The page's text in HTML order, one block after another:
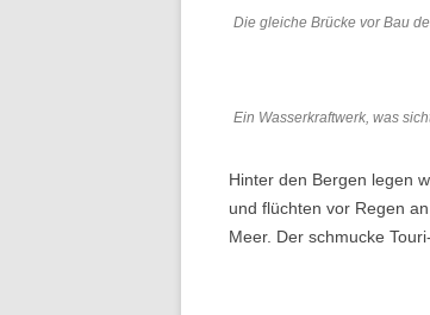
Die gleiche Brücke vor Bau
Ein Wasserkraftwerk, was
Hinter den Bergen legen
und flüchten vor Regen
Meer. Der schmucke